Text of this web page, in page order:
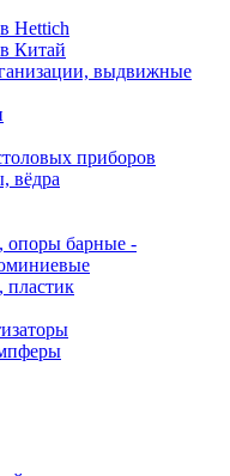
Hettich
Китай
выдвижные
приборов
вёдра
опоры барные -